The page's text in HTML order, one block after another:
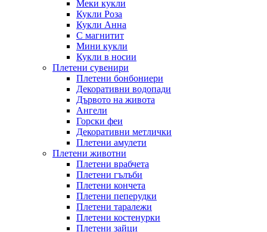
Меки кукли
Кукли Роза
Кукли Анна
С магнитит
Мини кукли
Кукли в носии
Плетени сувенири
Плетени бонбониери
Декоративни водопади
Дървото на живота
Ангели
Горски феи
Декоративни метлички
Плетени амулети
Плетени животни
Плетени врабчета
Плетени гълъби
Плетени кончета
Плетени пеперудки
Плетени таралежи
Плетени костенурки
Плетени зайци